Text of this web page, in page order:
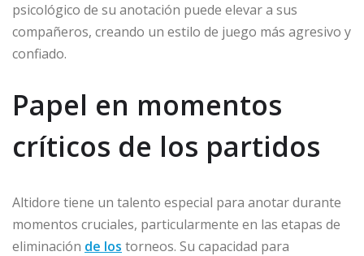
psicológico de su anotación puede elevar a sus
compañeros, creando un estilo de juego más agresivo y
confiado.
Papel en momentos
críticos de los partidos
Altidore tiene un talento especial para anotar durante
momentos cruciales, particularmente en las etapas de
eliminación de los torneos. Su capacidad para